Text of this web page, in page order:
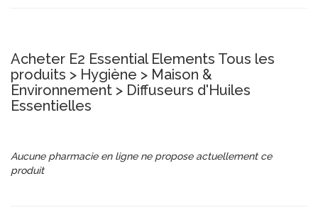
Acheter E2 Essential Elements Tous les
produits > Hygiène > Maison &
Environnement > Diffuseurs d'Huiles
Essentielles
Aucune pharmacie en ligne ne propose actuellement ce
produit